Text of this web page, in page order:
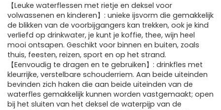
【Leuke waterflessen met rietje en deksel voor
volwassenen en kinderen】: unieke ijsvorm die gemakkelijk
de blikken van de voorbijgangers kan trekken, ook je kind
verliefd op drinkwater, je kunt je koffie, thee, wijn heel
mooi ontsapen. Geschikt voor binnen en buiten, zoals
thuis, feesten, reizen, sport en op het strand.
【Eenvoudig te dragen en te gebruiken】: drinkfles met
kleurrijke, verstelbare schouderriem. Aan beide uiteinden
bevinden zich haken die aan beide uiteinden van de
waterfles gemakkelijk kunnen worden vastgemaakt; open
bij het sluiten van het deksel de waterpijp van de